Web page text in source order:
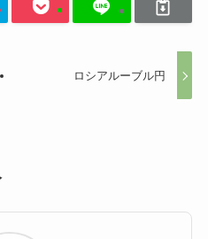
ロシアルーブル円